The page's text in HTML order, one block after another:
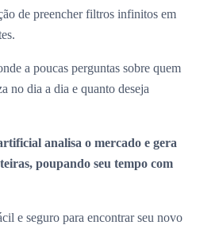
de preencher filtros infinitos em
a poucas perguntas sobre quem
no dia a dia e quanto deseja
analisa o mercado e gera
poupando seu tempo com
e seguro para encontrar seu novo